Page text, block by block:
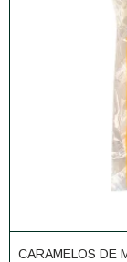
CARAMELOS DE